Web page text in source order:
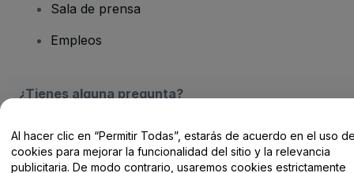
Sala de prensa
Empleos
¿Tienes alguna pregunta?
Centro de Ayuda / Contacto
Al hacer clic en “Permitir Todas”, estarás de acuerdo en el uso
cookies para mejorar la funcionalidad del sitio y la relevancia
publicitaria. De modo contrario, usaremos cookies estrictamente